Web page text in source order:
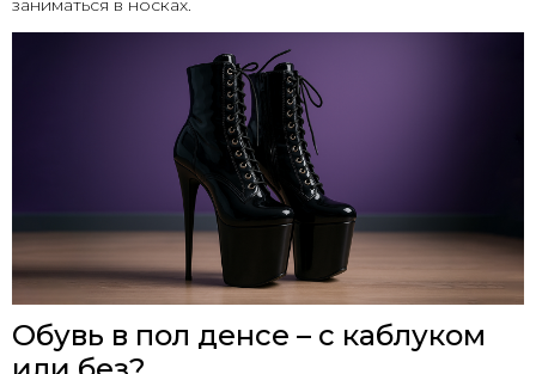
заниматься в носках.
Обувь в пол денсе – с каблуком